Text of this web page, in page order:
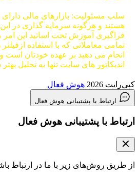
سلب مسئولیت: بازارهای مالی
هستند و هرگونه سرمایه گذاری در این
فراگیری آموزش تحت اساتید این
تمامی معاملاتی که با استفاده
انجام می دهید بر عهده خودتان است
اندیکاتور های سایت تنها به تحلیل
کپی‌رایت 2026 هوش فعال
ارتباط با پشتیبانی هوش فعال
ارتباط با پشتیبانی هوش فعال
از طریق روش‌های زیر با ما در ارتباط